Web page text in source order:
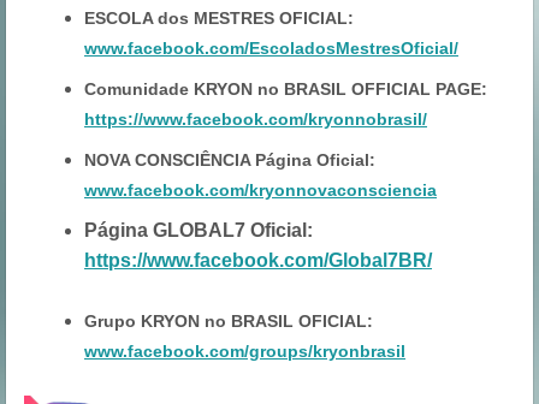
ESCOLA dos MESTRES OFICIAL:
www.facebook.com/EscoladosMestresOficial/
Comunidade KRYON no BRASIL OFFICIAL PAGE:
https://www.facebook.com/kryonnobrasil/
NOVA CONSCIÊNCIA Página Oficial:
www.facebook.com/kryonnovaconsciencia
Página GLOBAL7 Oficial:
https://www.facebook.com/Global7BR/
Grupo KRYON no BRASIL OFICIAL:
www.facebook.com/groups/kryonbrasil